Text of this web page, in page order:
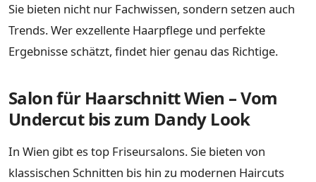
Sie bieten nicht nur Fachwissen, sondern setzen auch
Trends. Wer exzellente Haarpflege und perfekte
Ergebnisse schätzt, findet hier genau das Richtige.
Salon für Haarschnitt Wien – Vom
Undercut bis zum Dandy Look
In Wien gibt es top Friseursalons. Sie bieten von
klassischen Schnitten bis hin zu modernen Haircuts